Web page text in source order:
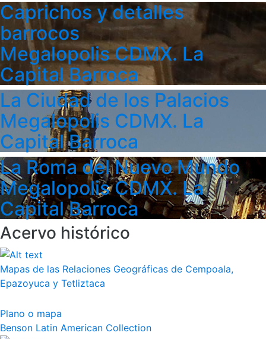
Caprichos y detalles
barrocos
Megalopolis CDMX. La
Capital Barroca
La Ciudad de los Palacios
Megalopolis CDMX. La
Capital Barroca
La Roma del Nuevo Mundo
Megalopolis CDMX. La
Capital Barroca
Acervo histórico
Mapas de las Relaciones Geográficas de Cempoala,
Epazoyuca y Tetliztaca
Plano o mapa
Benson Latin American Collection